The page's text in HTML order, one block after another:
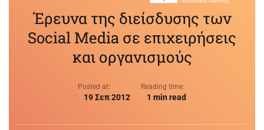
Έρευνα της διείσδυσης των
Social Media σε επιχειρήσεις
και οργανισμούς
Posted at:
19 Σεπ 2012
Reading time:
1 min read